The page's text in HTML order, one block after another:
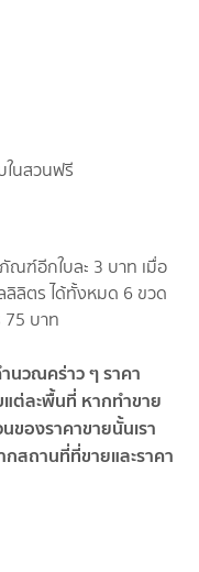
ในสวนฟรี
ฑ์อีกใบละ 3 บาท เมื่อ
ลิลิตร ได้ทั้งหมด 6 ขวด
75 บาท
นวณคร่าว ๆ ราคา
ต่ละพื้นที่ หากทำขาย
ของราคาขายนั้นเรา
สถานที่ที่ขายและราคา